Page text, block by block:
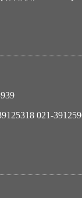
021-